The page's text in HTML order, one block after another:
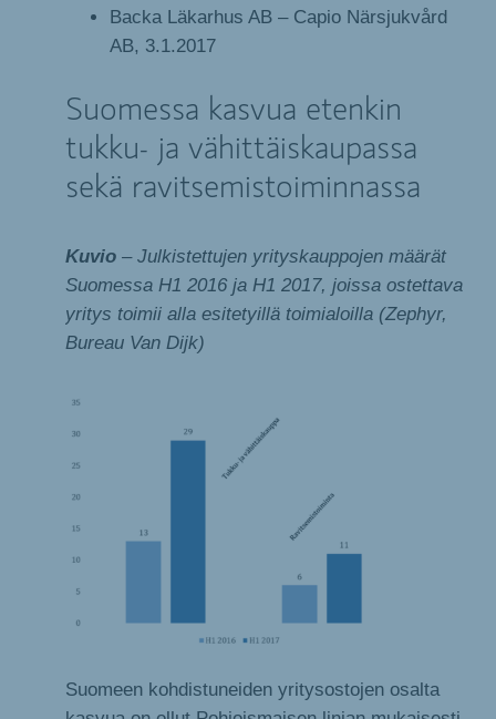
Backa Läkarhus AB – Capio Närsjukvård
AB, 3.1.2017
Suomessa kasvua etenkin
tukku- ja vähittäiskaupassa
sekä ravitsemistoiminnassa
Kuvio – Julkistettujen yrityskauppojen määrät
Suomessa H1 2016 ja H1 2017, joissa ostettava
yritys toimii alla esitetyillä toimialoilla (Zephyr,
Bureau Van Dijk)
Suomeen kohdistuneiden yritysostojen osalta